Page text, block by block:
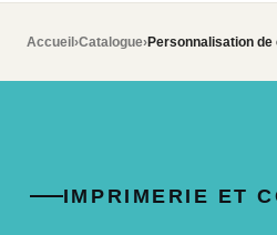
Accueil ›Catalogue›
IMPRIMERIE ET